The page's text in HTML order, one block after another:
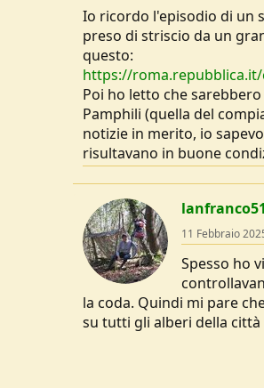
s
i
o
n
e
Io ricordo l'episodio di un
preso di striscio da un
questo:
https://roma.repubblica.it/
Poi ho letto che
Pamphili (quella del
notizie in merito, io
risultavano in buone
lanfranco51
11 Febbraio
Spesso ho
la coda. Quindi mi pare
su tutti gli alberi della